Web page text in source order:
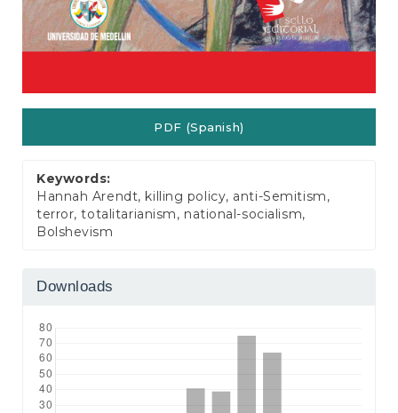
PDF (Spanish)
Keywords:
Hannah Arendt, killing policy, anti-Semitism,
terror, totalitarianism, national-socialism,
Bolshevism
Downloads